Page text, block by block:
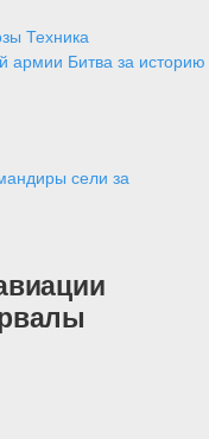
Техника
армии Битва за историю
сели за